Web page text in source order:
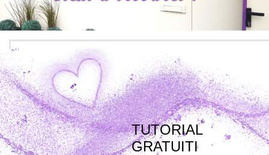
TUTORIAL
GRATUITI